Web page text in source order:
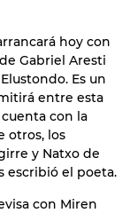
hoy con
Gabriel Aresti
Es un
entre esta
con la
otros, los
y Natxo de
escribió el poeta.
con Miren